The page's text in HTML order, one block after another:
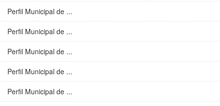
Perfil Municipal de ...
Perfil Municipal de ...
Perfil Municipal de ...
Perfil Municipal de ...
Perfil Municipal de ...